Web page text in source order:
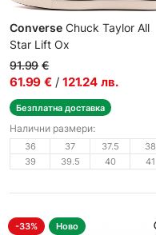
Converse Chuck Taylor All
Star Lift Ox
Дамски кецове
91.99 €
61.99 € / 121.24 лв.
Безплатна доставка
Налични размери:
36 37 37.5
38
39
39.5 40 41
-33% Ново